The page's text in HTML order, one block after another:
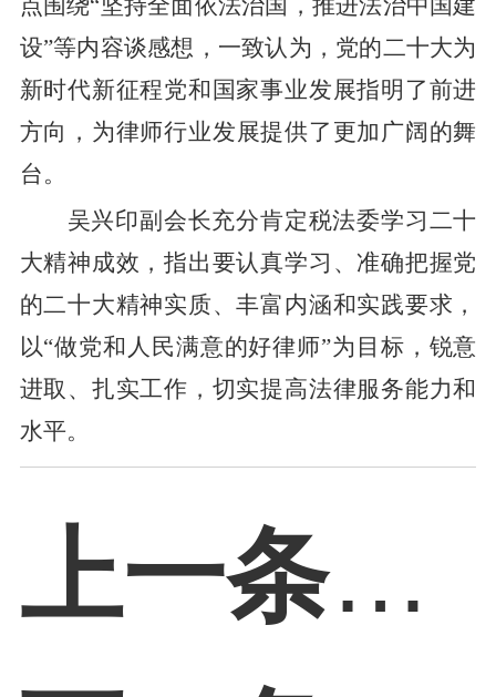
设”等内容谈感想，一致认为， 党的二十大为
新时代新征程党和国家事业发展指明了前进
方向 ， 为律师行业发展提供了更加广阔的舞
台。
吴兴印副会长充分肯定税法委学习二十
大精神成效，指出要认真学习、准确把握党
的二十大精神实质、丰富内涵和实践要求，
以“做党和人民满意的好律师”为目标，锐意
进取、扎实工作，切实提高法律服务能力和
水平。
上一条：